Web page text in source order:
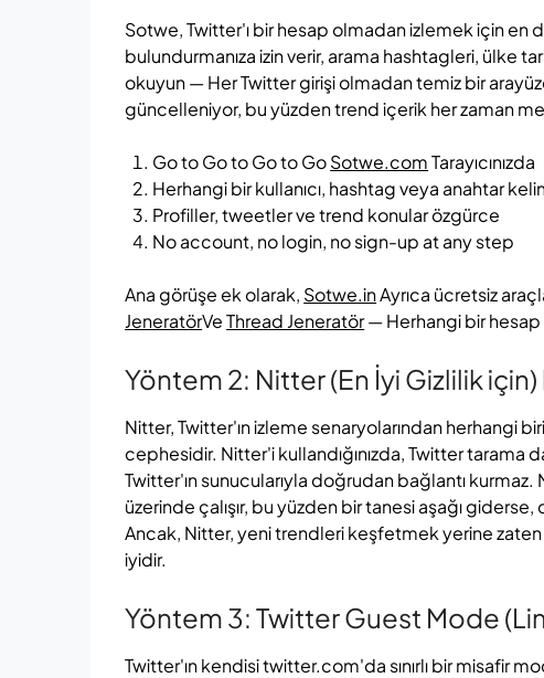
Sotwe, Twitter'ı bir hesap olmadan izlemek için
bulundurmanıza izin verir, arama hashtagleri, ülke
okuyun — Her Twitter girişi olmadan temiz bir
güncelleniyor, bu yüzden trend içerik her zaman
Go to Go to Go to GoSotwe.comTarayıcınızda
Herhangi bir kullanıcı, hashtag veya anahtar
Profiller, tweetler ve trend konular özgürce
No account, no login, no sign-up at any step
Ana görüşe ek olarak, Sotwe.inAyrıca ücretsiz
JeneratörVeThread Jeneratör— Herhangi bir hesap
Yöntem 2: Nitter (En İyi Gizlilik için)
Nitter, Twitter'ın izleme senaryolarından herhangi
cephesidir. Nitter'i kullandığınızda, Twitter tarama
Twitter'ın sunucularıyla doğrudan bağlantı
üzerinde çalışır, bu yüzden bir tanesi aşağı
Ancak, Nitter, yeni trendleri keşfetmek yerine
iyidir.
Yöntem 3: Twitter Guest Mode
Twitter'ın kendisi twitter.com'da sınırlı bir misafir